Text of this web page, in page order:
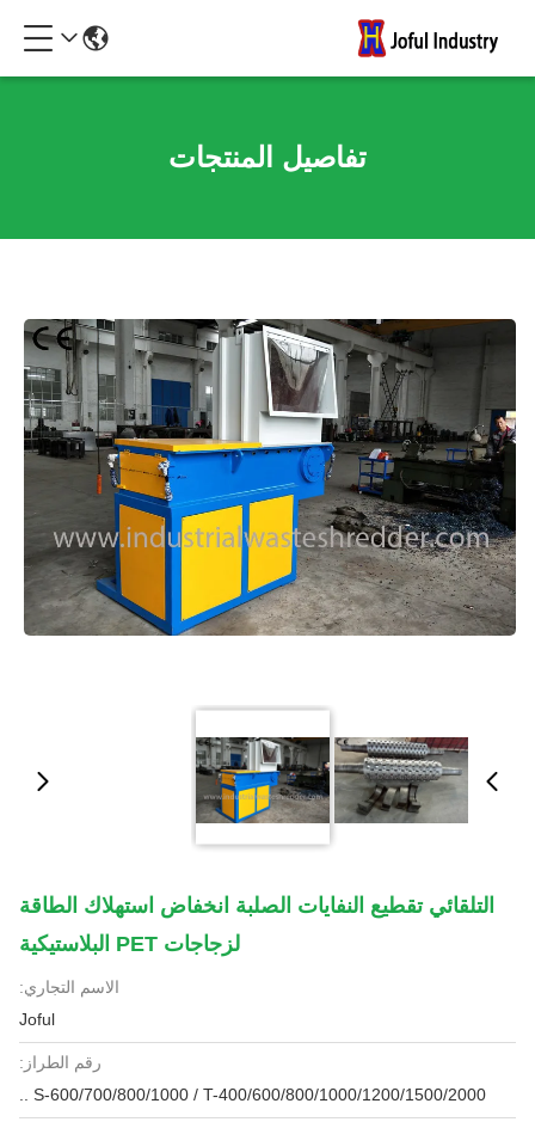
تفاصيل المنتجات
التلقائي تقطيع النفايات الصلبة انخفاض استهلاك الطاقة
لزجاجات PET البلاستيكية
الاسم التجاري:
Joful
رقم الطراز:
S-600/700/800/1000 / T-400/600/800/1000/1200/1500/2000 ..